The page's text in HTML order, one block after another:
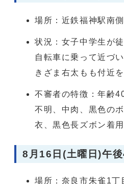
場所：近鉄福神駅南
状況：女子中学生が
自転車に乗って近づ
きざま右太もも付近
不審者の特徴：年齢
不明、中肉、黒色の
衣、黒色長ズボン着
8月16日(土曜日)午
場所：奈良市朱雀1丁